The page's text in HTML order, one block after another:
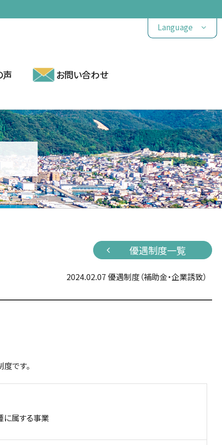
声 お問い合わせ
Language
優遇制度一覧
2024.02.07 優遇制度（補助金・企業誘致）
です。
に属する事業